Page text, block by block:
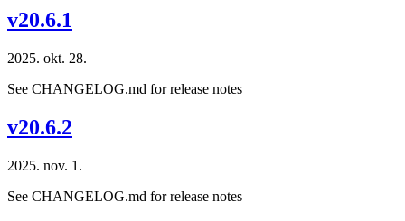
v20.6.1
2025. okt. 28.
See CHANGELOG.md for release notes
v20.6.2
2025. nov. 1.
See CHANGELOG.md for release notes